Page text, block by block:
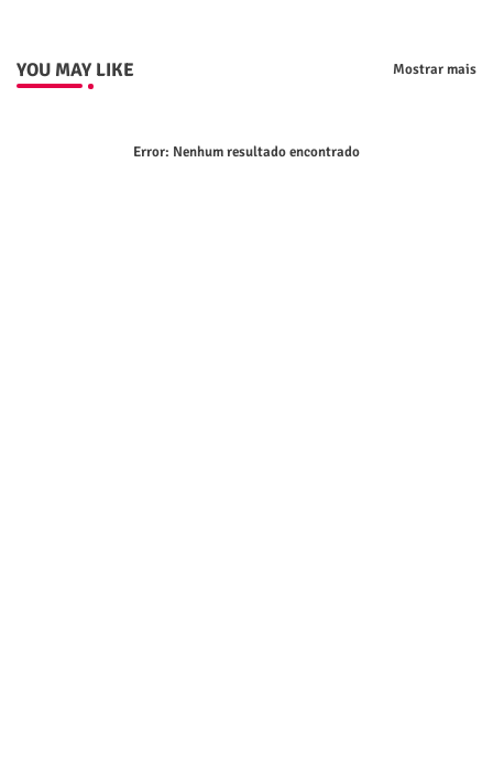
YOU MAY LIKE Mostrar mais
Error: Nenhum resultado encontrado